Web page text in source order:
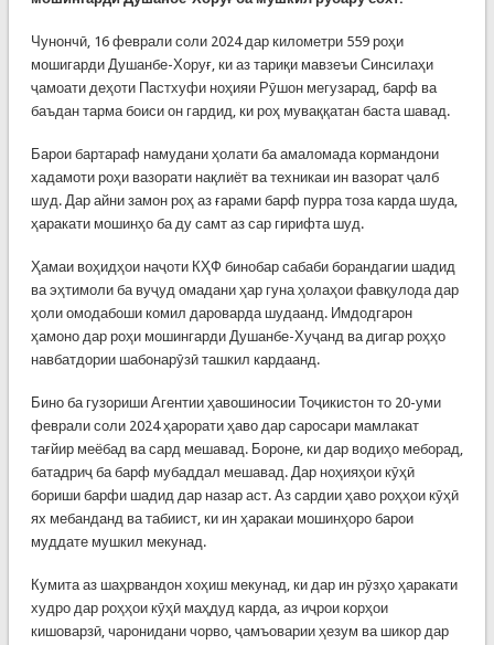
Чунончӣ, 16 феврали соли 2024 дар километри 559 роҳи
мошигарди Душанбе-Хоруғ, ки аз тариқи мавзеъи Синсилаҳи
ҷамоати деҳоти Пастхуфи ноҳияи Рӯшон мегузарад, барф ва
баъдан тарма боиси он гардид, ки роҳ муваққатан баста шавад.
Барои бартараф намудани ҳолати ба амаломада кормандони
хадамоти роҳи вазорати нақлиёт ва техникаи ин вазорат ҷалб
шуд. Дар айни замон роҳ аз ғарами барф пурра тоза карда шуда,
ҳаракати мошинҳо ба ду самт аз сар гирифта шуд.
Ҳамаи воҳидҳои наҷоти КҲФ бинобар сабаби борандагии шадид
ва эҳтимоли ба вуҷуд омадани ҳар гуна ҳолаҳои фавқулода дар
ҳоли омодабоши комил дароварда шудаанд. Имдодгарон
ҳамоно дар роҳи мошингарди Душанбе-Хуҷанд ва дигар роҳҳо
навбатдории шабонарӯзӣ ташкил кардаанд.
Бино ба гузориши Агентии ҳавошиносии Тоҷикистон то 20-уми
феврали соли 2024 ҳарорати ҳаво дар саросари мамлакат
тағйир меёбад ва сард мешавад. Бороне, ки дар водиҳо меборад,
батадриҷ ба барф мубаддал мешавад. Дар ноҳияҳои кӯҳӣ
бориши барфи шадид дар назар аст. Аз сардии ҳаво роҳҳои кӯҳӣ
ях мебанданд ва табиист, ки ин ҳаракаи мошинҳоро барои
муддате мушкил мекунад.
Кумита аз шаҳрвандон хоҳиш мекунад, ки дар ин рӯзҳо ҳаракати
худро дар роҳҳои кӯҳӣ маҳдуд карда, аз иҷрои корҳои
кишоварзӣ, чаронидани чорво, ҷамъоварии ҳезум ва шикор дар